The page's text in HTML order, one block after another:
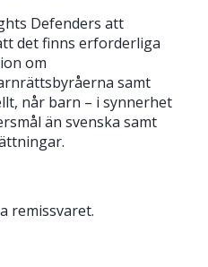
Defenders att
det finns erforderliga
om
samt
når barn – i synnerhet
än svenska samt
remissvaret.